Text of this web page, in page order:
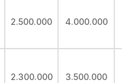
2.500.000 4.000.000
2.300.000
3.500.000